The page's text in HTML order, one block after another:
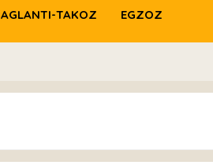
TAKOZ EGZOZ